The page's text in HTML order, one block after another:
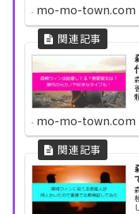
mo-mo-town.com
mo-mo-town.com